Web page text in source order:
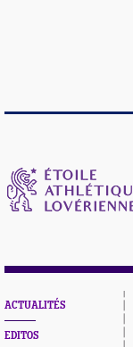
ACTUALITÉS
EDITOS